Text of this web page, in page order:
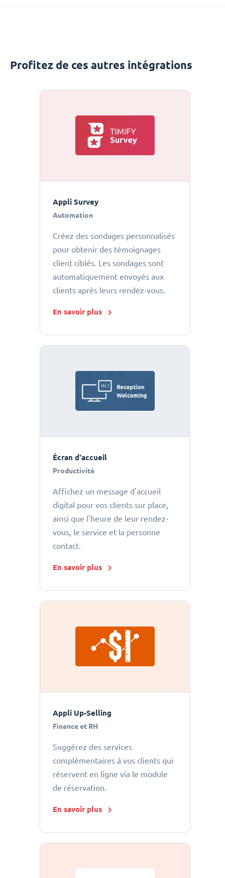
Profitez de ces autres intégrations
Appli Survey
Automation
Créez des sondages personnalisés
pour obtenir des témoignages
client ciblés. Les sondages sont
automatiquement envoyés aux
clients après leurs rendez-vous.
En savoir plus
Écran d'accueil
Productivité
Affichez un message d'accueil
digital pour vos clients sur place,
ainsi que l'heure de leur rendez-
vous, le service et la personne
contact.
En savoir plus
Appli Up-Selling
Finance et RH
Suggérez des services
complémentaires à vos clients qui
réservent en ligne via le module
de réservation.
En savoir plus